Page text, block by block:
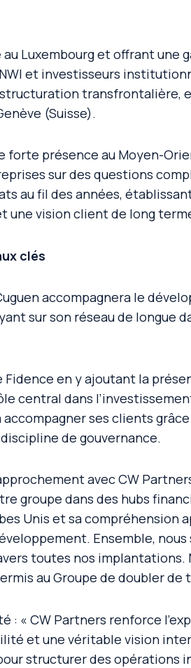
au Luxembourg et offrant une
et investisseurs
transfrontalière,
(Suisse).
forte présence au Moyen-
sur des questions
au fil des années,
une vision client de long
clés
accompagnera le
sur son réseau de longue
en y ajoutant la
central dans
ses clients
de gouvernance.
avec CW
groupe dans des hubs
Unis et sa compréhension
Ensemble,
toutes nos
au Groupe de doubler de
: « CW Partners renforce
et une véritable vision
structurer des opérations